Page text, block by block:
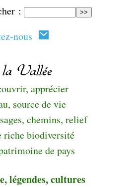
:
nous
Vallée
apprécier
source de vie
chemins, relief
riche biodiversité
de pays
légendes, cultures